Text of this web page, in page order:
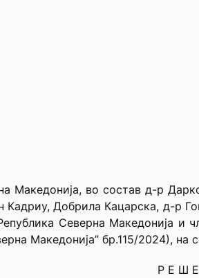
Македонија, во состав д-р
Кадриу, Добрила Кацарска, д-
Северна Македонија и
Македонија” бр.115/2024),
Р Е Ш